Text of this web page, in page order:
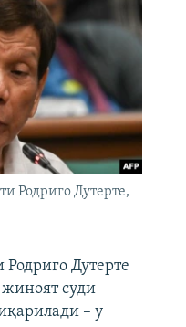
Родриго Дутерте,
Дутерте
суди
– у